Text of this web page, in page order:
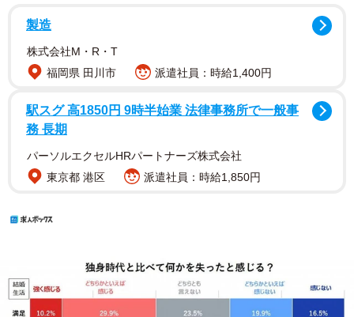
製造
株式会社M・R・T
福岡県 田川市
派遣社員：時給1,400円
駅スグ 高1850円 9時半始業 法律事務所で一般事
務 長期
パーソルエクセルHRパートナーズ株式会社
東京都 港区
派遣社員：時給1,850円